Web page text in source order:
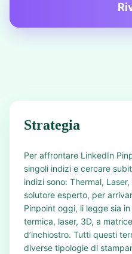
Strategia
Per affrontare LinkedIn
singoli indizi e cercare
indizi sono: Thermal,
solutore esperto, per
Pinpoint oggi, li legge sia
termica, laser, 3D, a
d’inchiostro. Tutti questi
diverse tipologie di